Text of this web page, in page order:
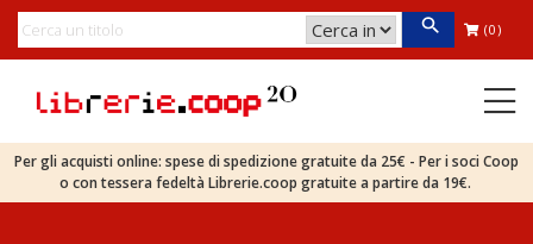
(0)
Per gli acquisti online: spese di spedizione gratuite da 25€ - Per i soci Coop
o con tessera fedeltà Librerie.coop gratuite a partire da 19€.